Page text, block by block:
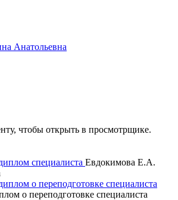
Анатольевна
чтобы открыть в просмотрщике.
Евдокимова Е.А.
о переподготовке специалиста